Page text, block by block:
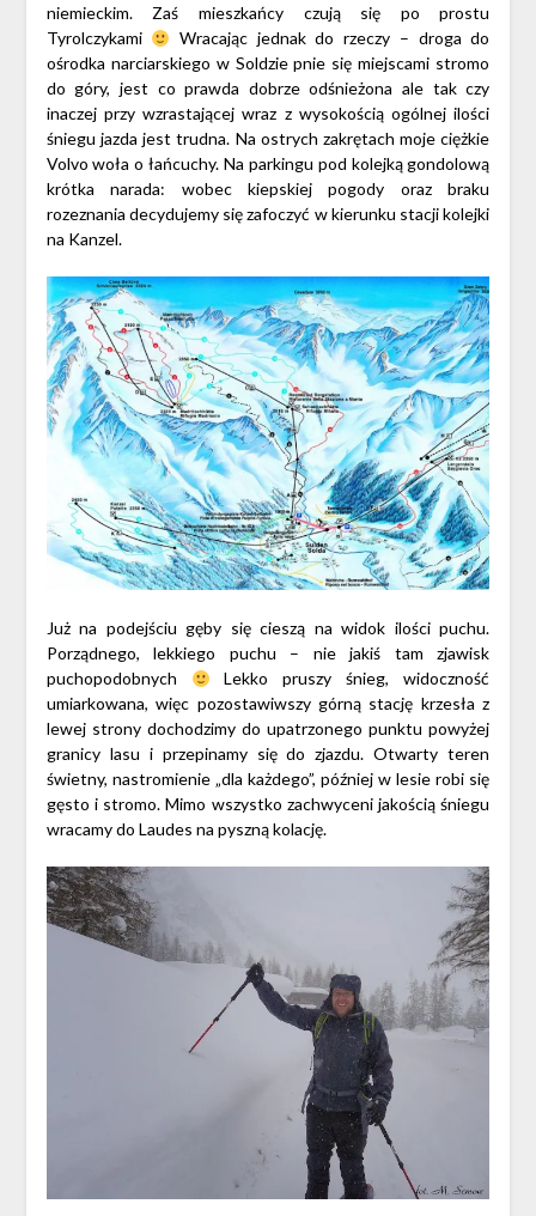
niemieckim. Zaś mieszkańcy czują się po prostu
Tyrolczykami
Wracając jednak do rzeczy – droga do
ośrodka narciarskiego w Soldzie pnie się miejscami stromo
do góry, jest co prawda dobrze odśnieżona ale tak czy
inaczej przy wzrastającej wraz z wysokością ogólnej ilości
śniegu jazda jest trudna. Na ostrych zakrętach moje ciężkie
Volvo woła o łańcuchy. Na parkingu pod kolejką gondolową
krótka narada: wobec kiepskiej pogody oraz braku
rozeznania decydujemy się zafoczyć w kierunku stacji kolejki
na Kanzel.
Już na podejściu gęby się cieszą na widok ilości puchu.
Porządnego, lekkiego puchu – nie jakiś tam zjawisk
puchopodobnych
Lekko pruszy śnieg, widoczność
umiarkowana, więc pozostawiwszy górną stację krzesła z
lewej strony dochodzimy do upatrzonego punktu powyżej
granicy lasu i przepinamy się do zjazdu. Otwarty teren
świetny, nastromienie „dla każdego”, później w lesie robi się
gęsto i stromo. Mimo wszystko zachwyceni jakością śniegu
wracamy do Laudes na pyszną kolację.